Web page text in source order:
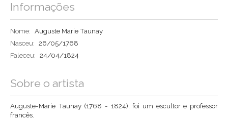
Informações
Nome: Auguste Marie Taunay
Nasceu: 26/05/1768
Faleceu: 24/04/1824
Sobre o artista
Auguste-Marie Taunay (1768 - 1824), foi um escultor e professor
francês.